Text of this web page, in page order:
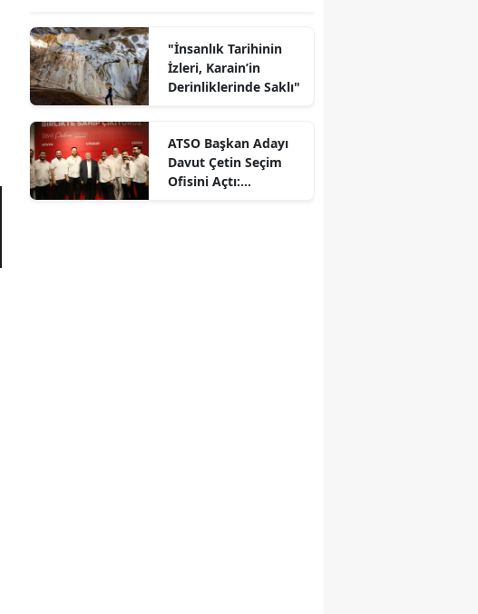
"İnsanlık Tarihinin
İzleri, Karain’in
Derinliklerinde Saklı"
ATSO Başkan Adayı
Davut Çetin Seçim
Ofisini Açtı: